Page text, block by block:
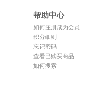
帮助中心
如何注册成为会员
积分细则
忘记密码
查看已购买商品
如何搜索